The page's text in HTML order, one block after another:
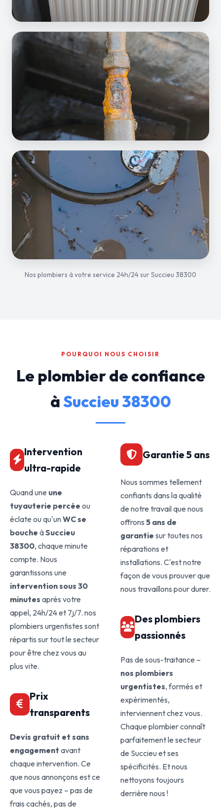
Nos plombiers à votre service 24h/24 sur Succieu 38300
POURQUOI NOUS CHOISIR
Le plombier de confiance
àSuccieu 38300
Intervention
ultra-rapide
Quand une une
tuyauterie percée ou
éclate ou qu'unWC se
bouche àSuccieu
38300, chaque minute
compte. Nous
garantissons une
intervention sous 30
minutes après votre
appel, 24h/24 et 7j/7. nos
plombiers urgentistes sont
répartis sur tout le secteur
pour être chez vous au
plus vite.
Prix
transparents
Devis gratuit et sans
engagement avant
chaque intervention. Ce
que nous annonçons est ce
que vous payez – pas de
frais cachés, pas de
Garantie 5 ans
Nous sommes tellement
confiants dans la qualité
de notre travail que nous
offrons 5 ans de
garantie sur toutes nos
réparations et
installations. C'est notre
façon de vous prouver que
nous travaillons pour durer.
Des plombiers
passionnés
Pas de sous-traitance –
nos plombiers
urgentistes, formés et
expérimentés,
interviennent chez vous.
Chaque plombier connaît
parfaitement le secteur
de Succieu et ses
spécificités. Et nous
nettoyons toujours
derrière nous !